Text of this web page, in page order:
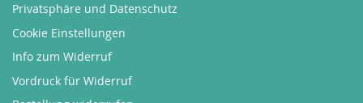
Privatsphäre und Datenschutz
Cookie Einstellungen
Info zum Widerruf
Vordruck für Widerruf